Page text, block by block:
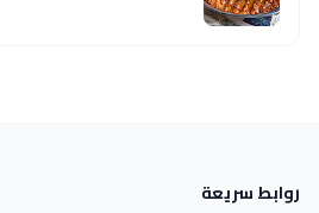
روابط سريعة